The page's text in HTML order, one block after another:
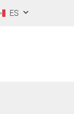
ES